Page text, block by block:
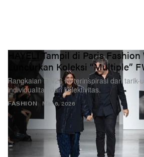
FASHION
HAYELI Tampil di Paris Fashion
Luncurkan Koleksi “Multiple”
Rangkaian FW26 ini terinspirasi dari tarik-
individualitas dan kolektivitas.
Mar 6, 2026